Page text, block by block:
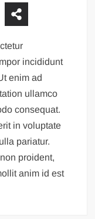
incididunt
enim ad
ullamco
consequat.
in voluptate
pariatur.
proident,
anim id est